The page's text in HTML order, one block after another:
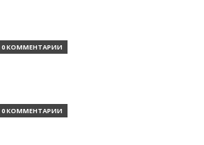
0 КОММЕНТАРИИ
0 КОММЕНТАРИИ